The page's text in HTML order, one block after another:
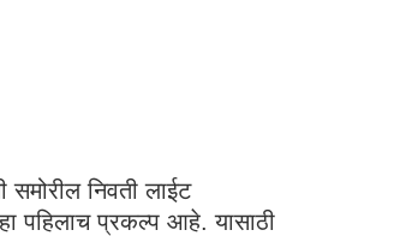
समोरील निवती लाईट
पहिलाच प्रकल्प आहे. यासाठी